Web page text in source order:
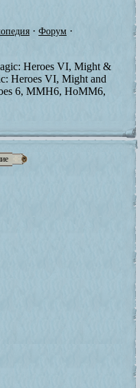
· Форум ·
Heroes VI, Might &
Heroes VI, Might and
6, MMH6, HoMM6,